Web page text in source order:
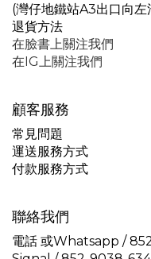
(灣仔地鐵站A3出口向
退貨方法
在臉書上關注我們
在IG上關注我們
顧客服務
常見問題
運送服務方式
付款服務方式
聯絡我們
電話 或Whatsapp /